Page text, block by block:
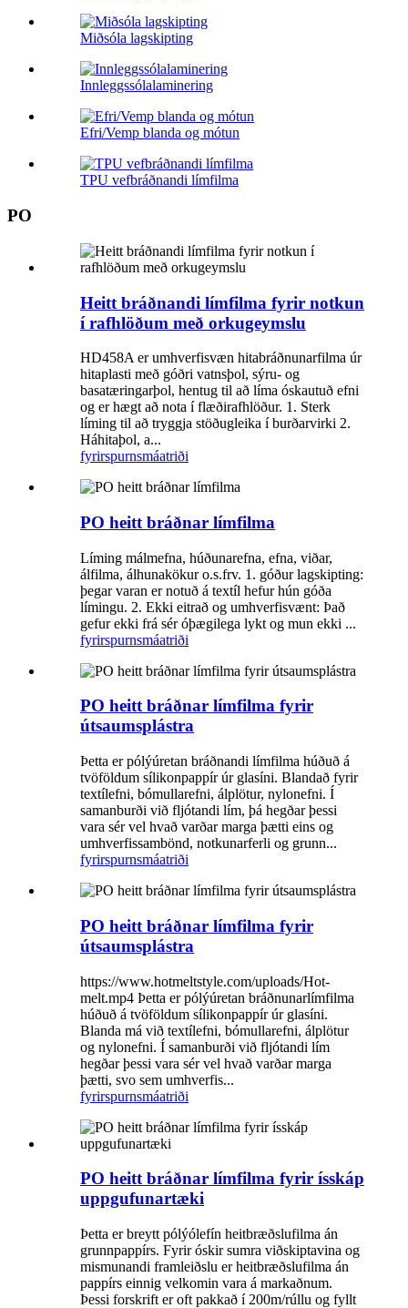
Miðsóla lagskipting
Innleggssólalaminering
Efri/Vemp blanda og mótun
TPU vefbráðnandi límfilma
PO
Heitt bráðnandi límfilma fyrir notkun
í rafhlöðum með orkugeymslu
HD458A er umhverfisvæn hitabráðnunarfilma úr
hitaplasti með góðri vatnsþol, sýru- og
basatæringarþol, hentug til að líma óskautuð efni
og er hægt að nota í flæðirafhlöður. 1. Sterk
líming til að tryggja stöðugleika í burðarvirki 2.
Háhitaþol, a...
fyrirspurnsmáatriði
PO heitt bráðnar límfilma
Líming málmefna, húðunarefna, efna, viðar,
álfilma, álhunakökur o.s.frv. 1. góður lagskipting:
þegar varan er notuð á textíl hefur hún góða
límingu. 2. Ekki eitrað og umhverfisvænt: Það
gefur ekki frá sér óþægilega lykt og mun ekki ...
fyrirspurnsmáatriði
PO heitt bráðnar límfilma fyrir
útsaumsplástra
Þetta er pólýúretan bráðnandi límfilma húðuð á
tvöföldum sílikonpappír úr glasíni. Blandað fyrir
textílefni, bómullarefni, álplötur, nylonefni. Í
samanburði við fljótandi lím, þá hegðar þessi
vara sér vel hvað varðar marga þætti eins og
umhverfissambönd, notkunarferli og grunn...
fyrirspurnsmáatriði
PO heitt bráðnar límfilma fyrir
útsaumsplástra
https://www.hotmeltstyle.com/uploads/Hot-
melt.mp4 Þetta er pólýúretan bráðnunarlímfilma
húðuð á tvöföldum sílikonpappír úr glasíni.
Blanda má við textílefni, bómullarefni, álplötur
og nylonefni. Í samanburði við fljótandi lím
hegðar þessi vara sér vel hvað varðar marga
þætti, svo sem umhverfis...
fyrirspurnsmáatriði
PO heitt bráðnar límfilma fyrir ísskáp
uppgufunartæki
Þetta er breytt pólýólefín heitbræðslufilma án
grunnpappírs. Fyrir óskir sumra viðskiptavina og
mismunandi framleiðslu er heitbræðslufilma án
pappírs einnig velkomin vara á markaðnum.
Þessi forskrift er oft pakkað í 200m/rúllu og fyllt